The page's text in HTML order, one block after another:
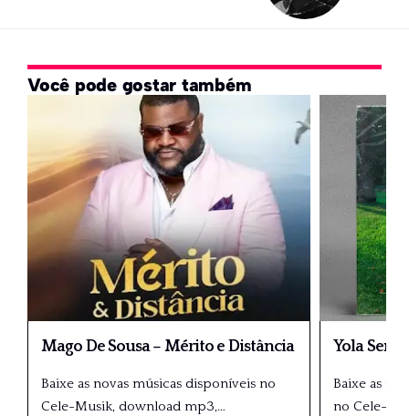
Você pode gostar também
Mago De Sousa – Mérito e Distância
Baixe as novas músicas disponíveis no
Cele-Musik, download mp3,…
Yola
Baixe as
no Cele-